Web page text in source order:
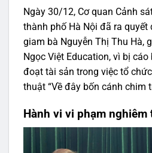
Ngày 30/12, Cơ quan Cảnh
thành phố Hà Nội đã ra
giam bà Nguyễn Thị Thu Hà,
Ngọc Việt Education, vì bị
đoạt tài sản trong việc tổ
thuật “Về đây bốn cánh chim
Hành vi vi phạm nghiêm